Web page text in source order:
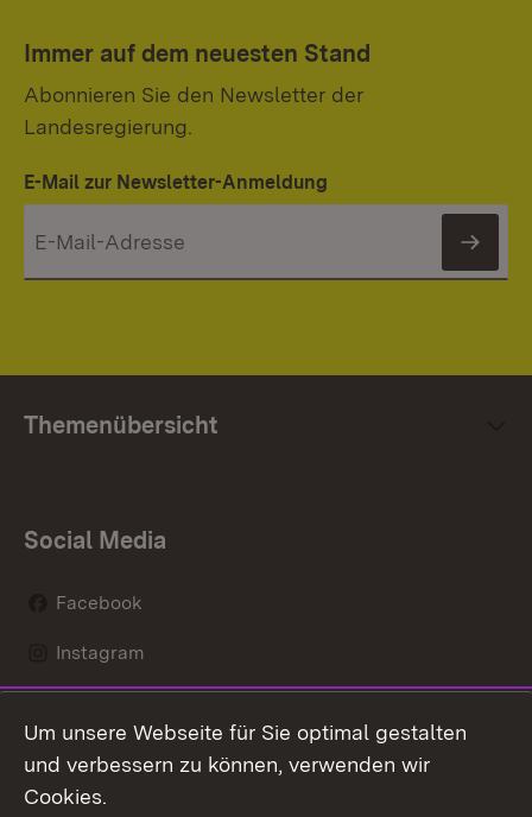
Immer auf dem neuesten Stand
Abonnieren Sie den Newsletter der
Landesregierung.
E-Mail zur Newsletter-Anmeldung
Themenübersicht
Social Media
Facebook
Instagram
Mastodon
Youtube
Um unsere Webseite für Sie optimal gestalten
und verbessern zu können, verwenden wir
Cookies.